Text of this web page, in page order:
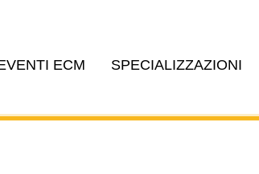
ECM SPECIALIZZAZIONI